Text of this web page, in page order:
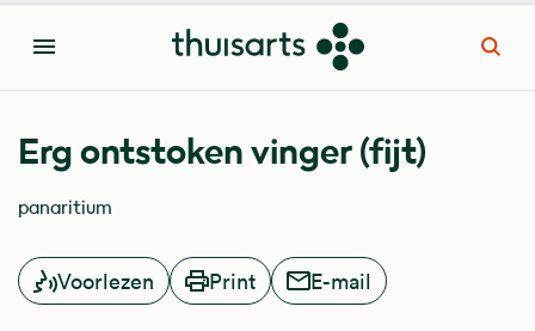
Menu
Erg ontstoken vinger (fijt)
panaritium
Voorlezen Print E-mail